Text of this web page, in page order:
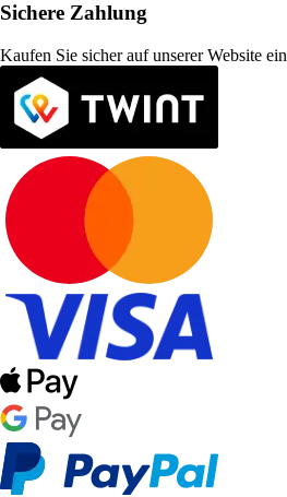
Sichere Zahlung
Kaufen Sie sicher auf unserer Website ein